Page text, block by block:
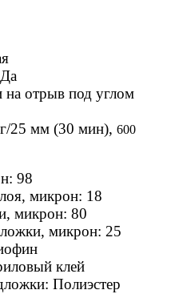
на отрыв под углом
25 мм (30 мин), 600
98
микрон: 18
микрон: 80
микрон: 25
клей
Полиэстер